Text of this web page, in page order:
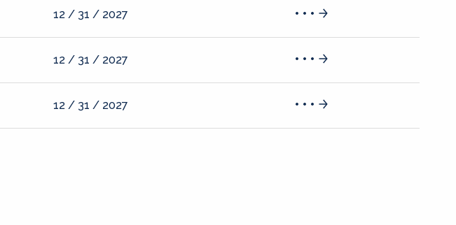
12 / 31 / 2027
12 / 31 / 2027
12 / 31 / 2027